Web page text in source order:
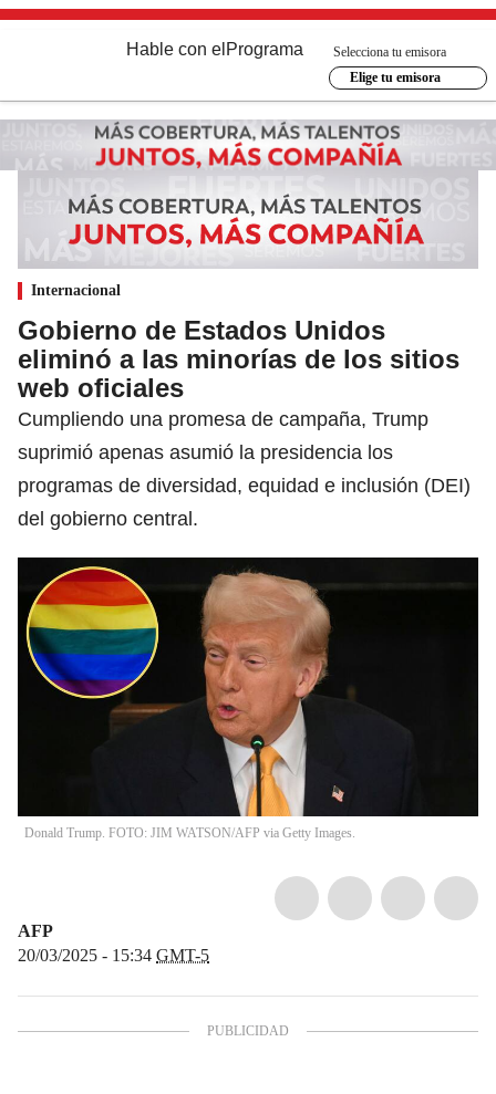
Hable con el Programa
Selecciona tu emisora
Elige tu emisora
Internacional
Gobierno de Estados Unidos
eliminó a las minorías de los sitios
web oficiales
Cumpliendo una promesa de campaña, Trump
suprimió apenas asumió la presidencia los
programas de diversidad, equidad e inclusión (DEI)
del gobierno central.
Donald Trump. FOTO: JIM WATSON/AFP via Getty Images.
AFP
20/03/2025 - 15:34 GMT-5